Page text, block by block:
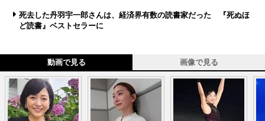
死去した丹羽宇一郎さんは、経済界有数の読書家だった 『死ぬほ
ど読書』ベストセラーに
動画で見る 画像で見る